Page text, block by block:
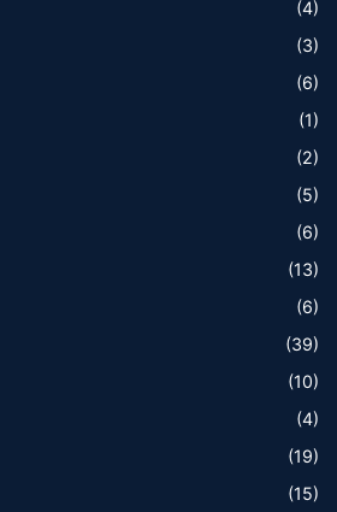
(4)
(3)
(6)
(1)
(2)
(5)
(6)
(13)
(6)
(39)
(10)
(4)
(19)
(15)